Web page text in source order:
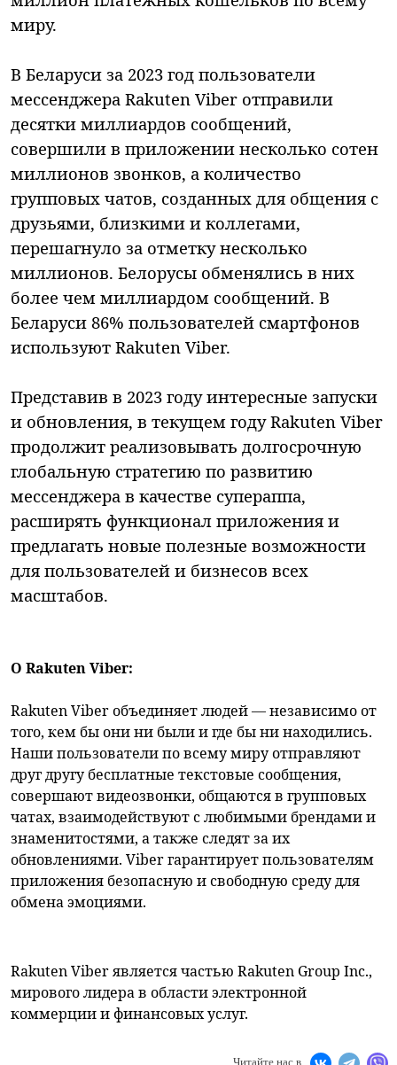
миру.
В Беларуси за 2023 год пользователи
мессенджера Rakuten Viber отправили
десятки миллиардов сообщений,
совершили в приложении несколько сотен
миллионов звонков, а количество
групповых чатов, созданных для общения с
друзьями, близкими и коллегами,
перешагнуло за отметку несколько
миллионов. Белорусы обменялись в них
более чем миллиардом сообщений. В
Беларуси 86% пользователей смартфонов
используют Rakuten Viber.
Представив в 2023 году интересные запуски
и обновления, в текущем году Rakuten Viber
продолжит реализовывать долгосрочную
глобальную стратегию по развитию
мессенджера в качестве супераппа,
расширять функционал приложения и
предлагать новые полезные возможности
для пользователей и бизнесов всех
масштабов.
О Rakuten Viber:
Rakuten Viber объединяет людей — независимо от
того, кем бы они ни были и где бы ни находились.
Наши пользователи по всему миру отправляют
друг другу бесплатные текстовые сообщения,
совершают видеозвонки, общаются в групповых
чатах, взаимодействуют с любимыми брендами и
знаменитостями, а также следят за их
обновлениями. Viber гарантирует пользователям
приложения безопасную и свободную среду для
обмена эмоциями.
Rakuten Viber является частью Rakuten Group Inc.,
мирового лидера в области электронной
коммерции и финансовых услуг.
Читайте нас в